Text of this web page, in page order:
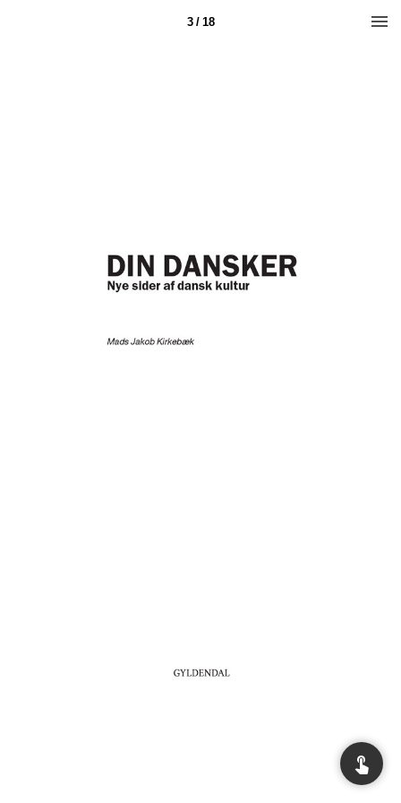
3 / 18